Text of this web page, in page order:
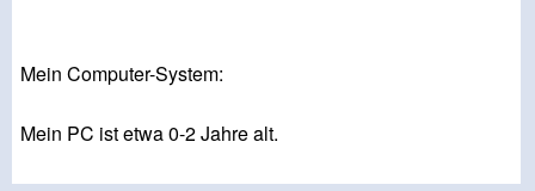
Mein Computer-System:
Mein PC ist etwa 0-2 Jahre alt.